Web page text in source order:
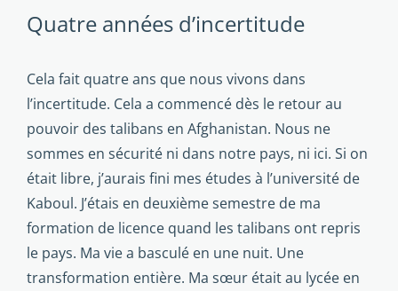
Quatre années d’incertitude
Cela fait quatre ans que nous vivons dans
l’incertitude. Cela a commencé dès le retour au
pouvoir des talibans en Afgha­nistan. Nous ne
sommes en sécurité ni dans notre pays, ni ici. Si on
était libre, j’aurais fini mes études à l’université de
Kaboul. J’étais en deuxième semestre de ma
formation de licence quand les talibans ont repris
le pays. Ma vie a basculé en une nuit. Une
transformation entière. Ma sœur était au ly­cée en